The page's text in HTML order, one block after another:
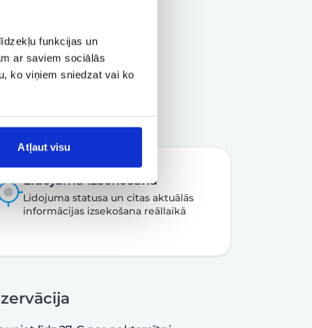
funkcijas un
ar saviem sociālās
ko viņiem sniedzat vai ko
Atļaut visu
Lidojuma izsekošana
Lidojuma statusa un citas aktuālās
informācijas izsekošana reāllaikā